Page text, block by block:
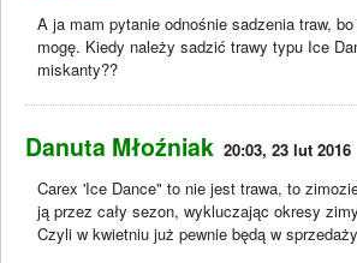
A ja mam pytanie odnośnie sadzenia traw,
mogę. Kiedy należy sadzić trawy typu Ice
miskanty??
Danuta Młoźniak 20:03, 23 lut 2016
Carex 'Ice Dance" to nie jest trawa, to
ją przez cały sezon, wykluczając okresy
Czyli w kwietniu już pewnie będą w